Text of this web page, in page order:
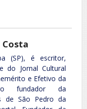
Costa
(SP), é escritor,
do Jornal Cultural
e Efetivo da
fundador da
de São Pedro da